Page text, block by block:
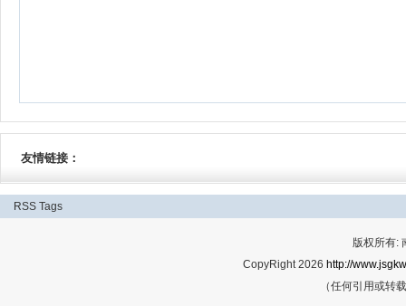
友情链接：
RSS Tags
版权所有:
CopyRight 2026 http://
（任何引用或转